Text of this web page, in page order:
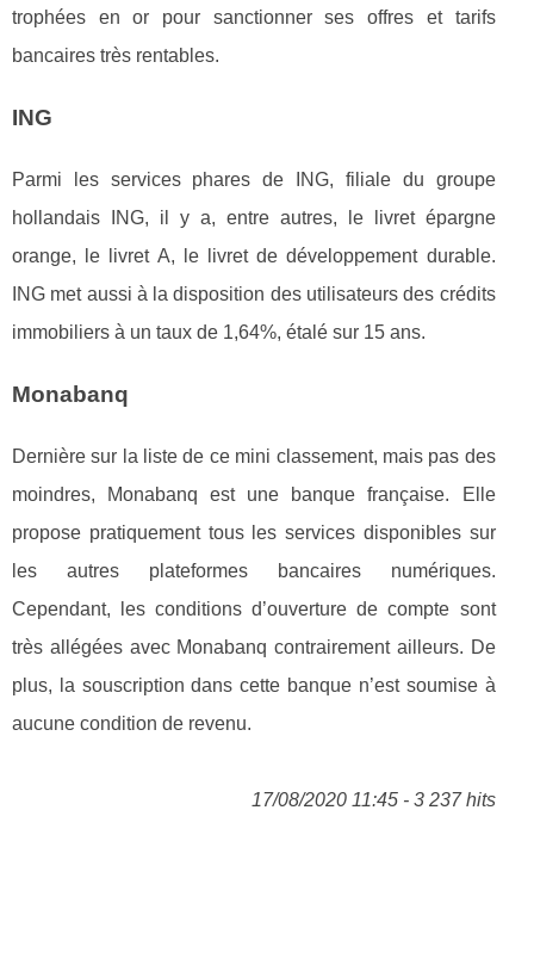
trophées en or pour sanctionner ses offres et tarifs
bancaires très rentables.
ING
Parmi les services phares de ING, filiale du groupe
hollandais ING, il y a, entre autres, le livret épargne
orange, le livret A, le livret de développement durable.
ING met aussi à la disposition des utilisateurs des crédits
immobiliers à un taux de 1,64%, étalé sur 15 ans.
Monabanq
Dernière sur la liste de ce mini classement, mais pas des
moindres, Monabanq est une banque française. Elle
propose pratiquement tous les services disponibles sur
les autres plateformes bancaires numériques.
Cependant, les conditions d’ouverture de compte sont
très allégées avec Monabanq contrairement ailleurs. De
plus, la souscription dans cette banque n’est soumise à
aucune condition de revenu.
17/08/2020 11:45 - 3 237 hits